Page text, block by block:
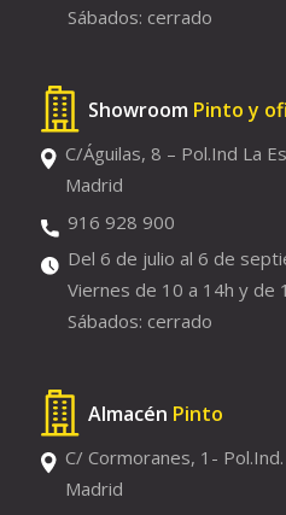
Sábados: cerrado
Showroom Pinto y
C/Águilas, 8 – Pol.Ind La
Madrid
916 928 900
Del 6 de julio al 6 de
Viernes de 10 a 14h y de
Sábados: cerrado
Almacén Pinto
C/ Cormoranes, 1-
Madrid